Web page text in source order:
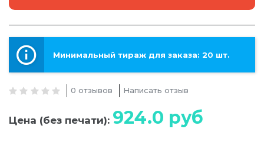
Минимальный тираж для заказа: 20 шт.
0 отзывов Написать отзыв
Цена (без печати): 924.0 руб